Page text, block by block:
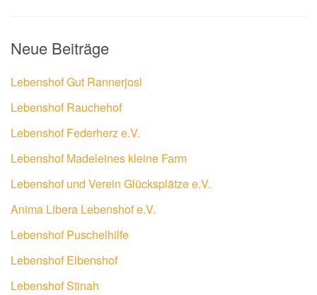
Neue Beiträge
Lebenshof Gut Rannerjosl
Lebenshof Rauchehof
Lebenshof Federherz e.V.
Lebenshof Madeleines kleine Farm
Lebenshof und Verein Glücksplätze e.V.
Anima Libera Lebenshof e.V.
Lebenshof Puschelhilfe
Lebenshof Eibenshof
Lebenshof Stinah